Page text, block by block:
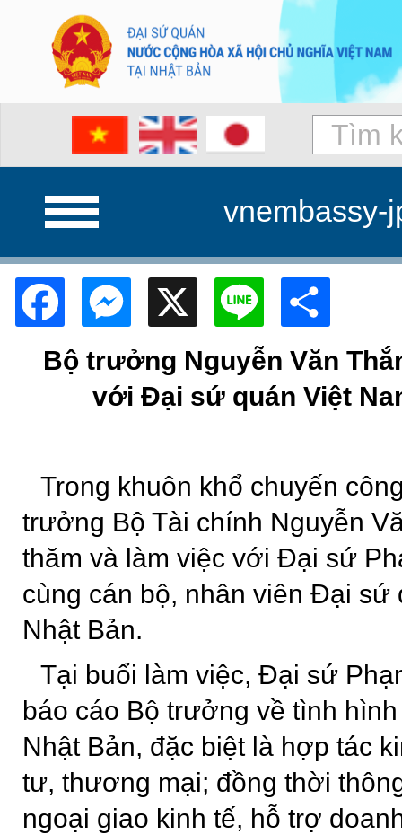
vnembassy-
FacebookMessenger
X Line
Bộ trưởng Nguyễn Văn
với Đại sứ quán Việt
Trong khuôn khổ chuyến
trưởng Bộ Tài chính Nguyễn
thăm và làm việc với Đại sứ
cùng cán bộ, nhân viên Đại sứ
Nhật Bản.
Tại buổi làm việc, Đại sứ
báo cáo Bộ trưởng về tình
Nhật Bản, đặc biệt là hợp tác
tư, thương mại; đồng thời
ngoại giao kinh tế, hỗ trợ